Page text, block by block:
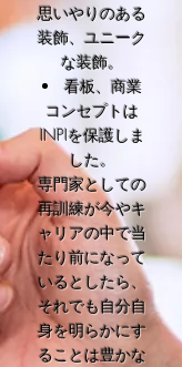
思いやりのある
装飾、ユニーク
な装飾。
看板、商業
コンセプトは
INPIを保護しま
した。
専門家としての
再訓練が今やキ
ャリアの中で当
たり前になって
いるとしたら、
それでも自分自
身を明らかにす
ることは豊かな